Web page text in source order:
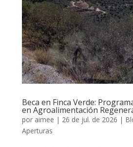
Beca en Finca Verde:
en Agroalimentación
por aimee | 26 de jul. de 2026 |
Aperturas